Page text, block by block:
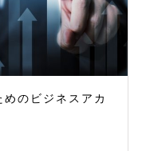
のビジネスアカ